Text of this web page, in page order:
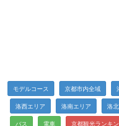
モデルコース 京都市内全域
洛西エリア 洛南エリア 洛
バス 電車 京都観光ランキ